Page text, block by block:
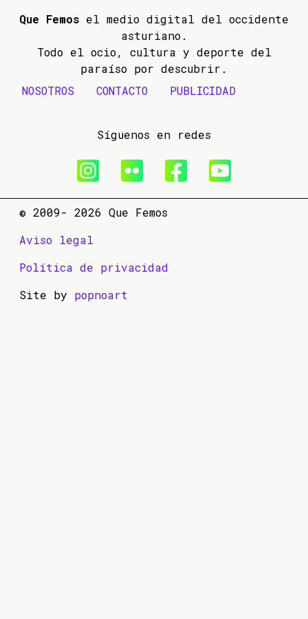
Que Femos el medio digital del occidente
asturiano.
Todo el ocio, cultura y deporte del
paraíso por descubrir.
NOSOTROS
CONTACTO PUBLICIDAD
Síguenos en redes
© 2009- 2026 Que Femos
Aviso legal
Política de privacidad
Site by popnoart